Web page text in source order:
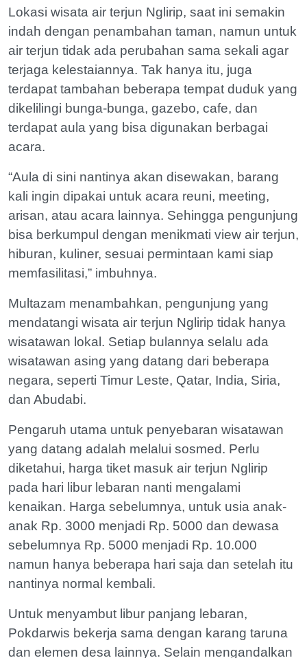
Lokasi wisata air terjun Nglirip, saat ini semakin
indah dengan penambahan taman, namun untuk
air terjun tidak ada perubahan sama sekali agar
terjaga kelestaiannya. Tak hanya itu, juga
terdapat tambahan beberapa tempat duduk yang
dikelilingi bunga-bunga, gazebo, cafe, dan
terdapat aula yang bisa digunakan berbagai
acara.
“Aula di sini nantinya akan disewakan, barang
kali ingin dipakai untuk acara reuni, meeting,
arisan, atau acara lainnya. Sehingga pengunjung
bisa berkumpul dengan menikmati view air terjun,
hiburan, kuliner, sesuai permintaan kami siap
memfasilitasi,” imbuhnya.
Multazam menambahkan, pengunjung yang
mendatangi wisata air terjun Nglirip tidak hanya
wisatawan lokal. Setiap bulannya selalu ada
wisatawan asing yang datang dari beberapa
negara, seperti Timur Leste, Qatar, India, Siria,
dan Abudabi.
Pengaruh utama untuk penyebaran wisatawan
yang datang adalah melalui sosmed. Perlu
diketahui, harga tiket masuk air terjun Nglirip
pada hari libur lebaran nanti mengalami
kenaikan. Harga sebelumnya, untuk usia anak-
anak Rp. 3000 menjadi Rp. 5000 dan dewasa
sebelumnya Rp. 5000 menjadi Rp. 10.000
namun hanya beberapa hari saja dan setelah itu
nantinya normal kembali.
Untuk menyambut libur panjang lebaran,
Pokdarwis bekerja sama dengan karang taruna
dan elemen desa lainnya. Selain mengandalkan